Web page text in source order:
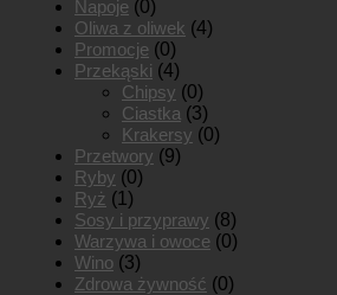
Napoje (0)
Oliwa z oliwek (4)
Promocje (0)
Przekąski (4)
Chipsy (0)
Ciastka (3)
Krakersy (0)
Przetwory (9)
Ryby (0)
Ryż (1)
Sosy i przyprawy (8)
Warzywa i owoce (0)
Wino (3)
Zdrowa żywność (0)